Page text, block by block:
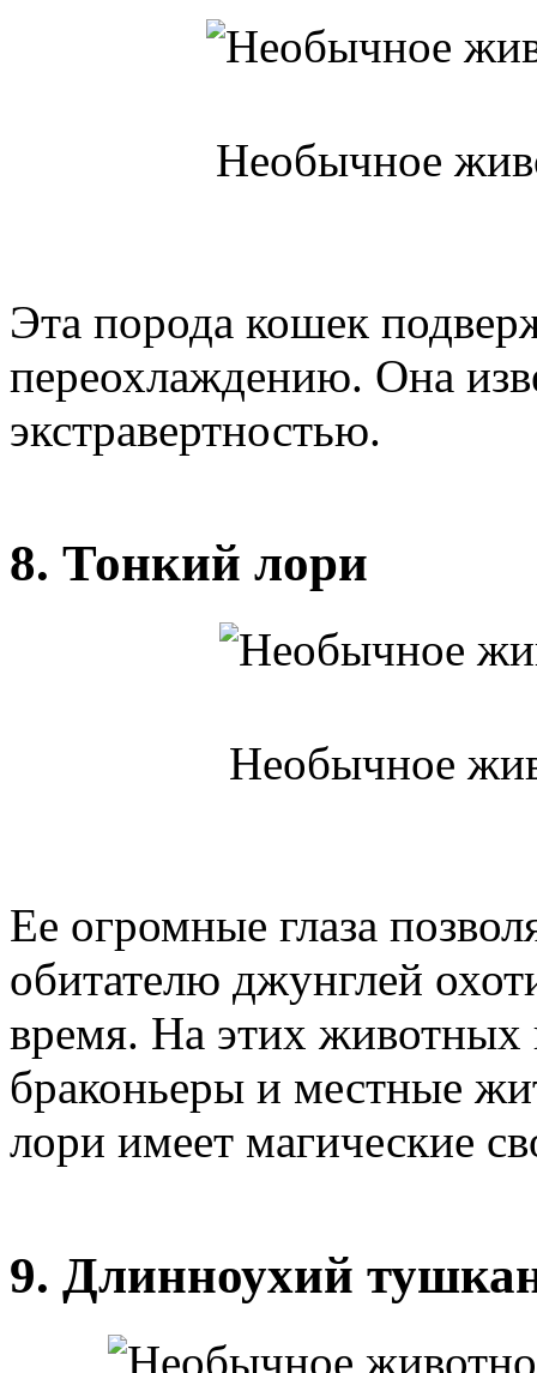
Необычное
Эта порода кошек
переохлаждению. Она
экстравертностью.
8. Тонкий лори
Необычное
Ее огромные глаза
обитателю джунглей
время. На этих животных
браконьеры и местные
лори имеет магические
9. Длинноухий